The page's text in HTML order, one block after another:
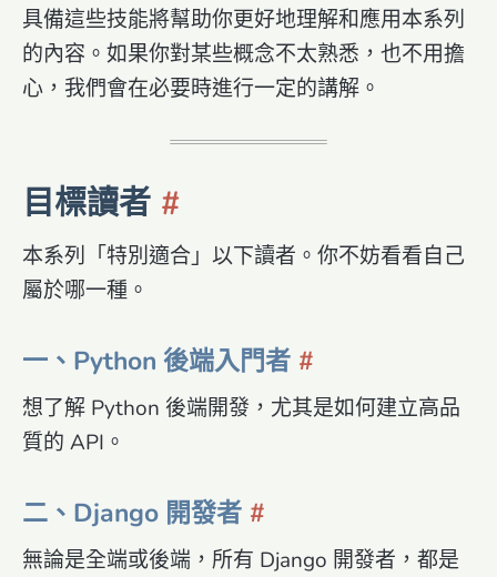
具備這些技能將幫助你更好地理解和應用本系列
的內容。如果你對某些概念不太熟悉，也不用擔
心，我們會在必要時進行一定的講解。
目標讀者
本系列「特別適合」以下讀者。你不妨看看自己
屬於哪一種。
一、Python 後端入門者
想了解 Python 後端開發，尤其是如何建立高品
質的 API。
二、Django 開發者
無論是全端或後端，所有 Django 開發者，都是